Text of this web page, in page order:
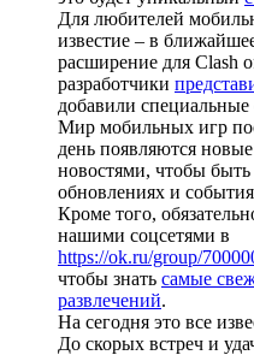
Для любителей
известие – в
расширение для Clash
разработчики
добавили специальные
Мир мобильных игр
день появляются
новостями, чтобы
обновлениях и
Кроме того,
нашими соцсетями в
https://ok.ru/group/
чтобы знать самые
развлечений.
На сегодня это все
До скорых встреч и